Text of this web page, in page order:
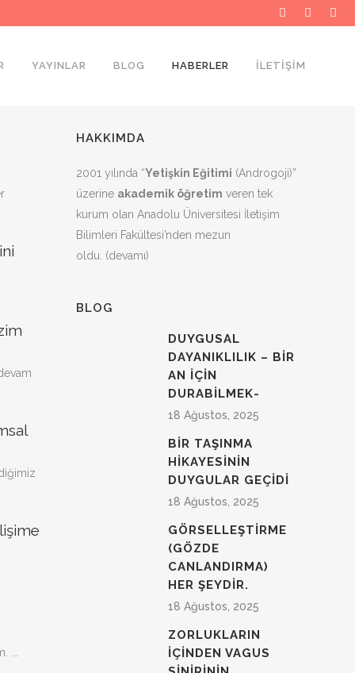
YAYINLAR BLOG HABERLER İLETIŞIM
...
HAKKIMDA
2001 yılında “Yetişkin Eğitimi (Androgoji)”
üzerine akademik öğretim veren tek
kurum olan Anadolu Üniversitesi İletişim
Bilimleri Fakültesi’nden mezun
oldu. (devamı)
BLOG
DUYGUSAL
DAYANIKLILIK – BIR
AN IÇIN
DURABILMEK-
18 Ağustos, 2025
BIR TAŞINMA
HIKAYESININ
DUYGULAR GEÇIDI
18 Ağustos, 2025
GÖRSELLEŞTIRME
(GÖZDE
CANLANDIRMA)
HER ŞEYDIR.
18 Ağustos, 2025
ZORLUKLARIN
IÇINDEN VAGUS